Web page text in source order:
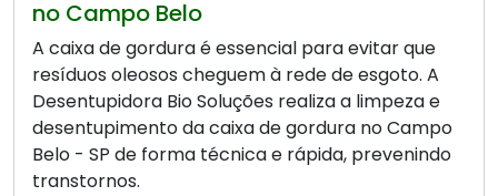
no Campo Belo
A caixa de gordura é essencial para evitar que
resíduos oleosos cheguem à rede de esgoto. A
Desentupidora Bio Soluções realiza a limpeza e
desentupimento da caixa de gordura no Campo
Belo - SP de forma técnica e rápida, prevenindo
transtornos.